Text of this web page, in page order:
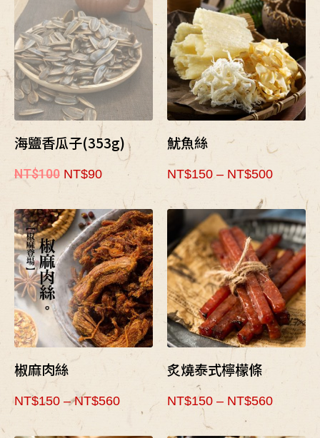
海鹽香瓜子(353g)
NT$100 NT$90
魷魚絲
NT$150 – NT$500
椒麻肉絲
NT$150 –NT$560
炙燒泰式檸檬條
NT$150 – NT$560